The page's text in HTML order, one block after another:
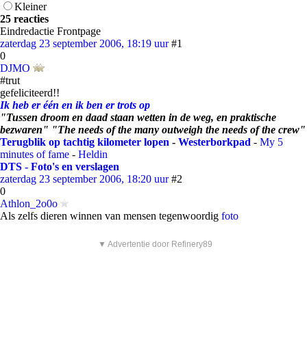
Kleiner
25 reacties
Eindredactie Frontpage
zaterdag 23 september 2006, 18:19 uur #1
0
DJMO
#trut
gefeliciteerd!!
Ik heb er één en ik ben er trots op
"Tussen droom en daad staan wetten in de weg, en praktische
bezwaren" "The needs of the many outweigh the needs of the crew"
Terugblik op tachtig kilometer lopen - Westerborkpad - My 5
minutes of fame - Heldin
DTS - Foto's en verslagen
zaterdag 23 september 2006, 18:20 uur #2
0
Athlon_2o0o
Als zelfs dieren winnen van mensen tegenwoordig foto
▼ Advertentie door Refinery89